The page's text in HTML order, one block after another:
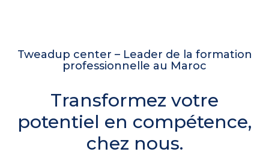
Tweadup center – Leader de la formation
professionnelle au Maroc
Transformez votre
potentiel en compétence,
chez nous.